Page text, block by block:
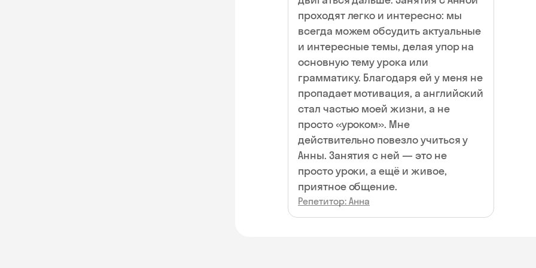
проходят легко и интересно: мы
всегда можем обсудить актуальные
и интересные темы, делая упор на
основную тему урока или
грамматику. Благодаря ей у меня не
пропадает мотивация, а английский
стал частью моей жизни, а не
просто «уроком». Мне
действительно повезло учиться у
Анны. Занятия с ней — это не
просто уроки, а ещё и живое,
приятное общение.
Репетитор: Анна